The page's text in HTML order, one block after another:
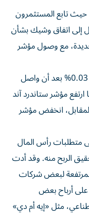
حيث تابع المستثمرون
إلى اتفاق وشيك بشأن
مع وصول مؤشر
وارتفع مؤشر داو جونز الصناعي بنسبة 0.03% بعد أن واصل
مؤشر ستاندرد آند
0.03%. في المقابل، انخفض مؤشر
متطلبات رأس المال
الربح منه. وقد أدت
لبعض شركات
على أرباح بعض
مثل «إيه أم دي»